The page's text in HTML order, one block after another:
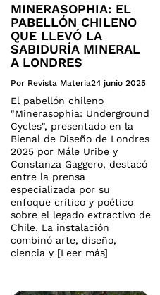
MINERASOPHIA: EL
PABELLÓN CHILENO
QUE LLEVÓ LA
SABIDURÍA MINERAL
A LONDRES
Por Revista Materia24 junio 2025
El pabellón chileno
"Minerasophia: Underground
Cycles", presentado en la
Bienal de Diseño de Londres
2025 por Mále Uribe y
Constanza Gaggero, destacó
entre la prensa
especializada por su
enfoque crítico y poético
sobre el legado extractivo de
Chile. La instalación
combinó arte, diseño,
ciencia y [Leer más]